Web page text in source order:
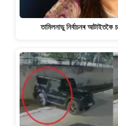
তামিলনাডু নিৰ্বাচনৰ